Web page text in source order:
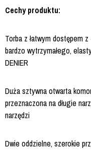
Cechy produktu:
Torba z łatwym dostępem
bardzo wytrzymałego,
DENIER
Duża sztywna otwarta
przeznaczona na długie
narzędzi
Dwie oddzielne, szerokie